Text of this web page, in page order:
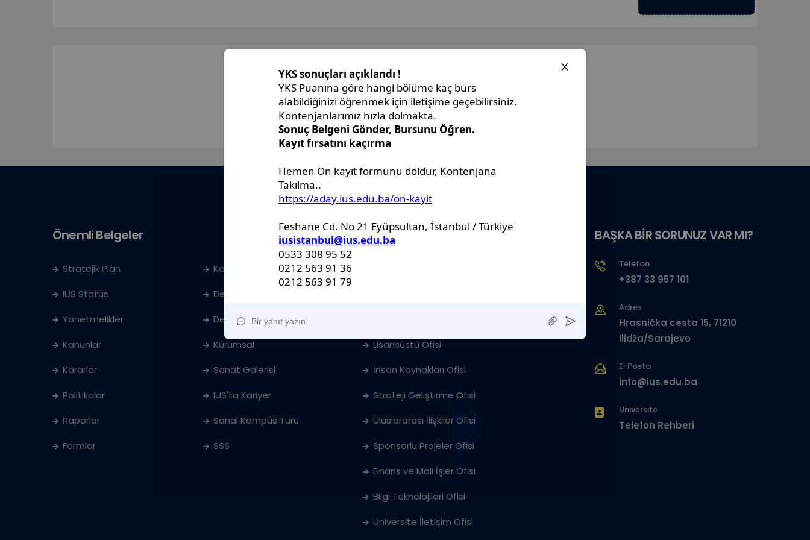
Önemli Belgeler
Stratejik Plan
IUS Statüs
Yönetmelikler
Kanunlar
Kararlar
Politikalar
Raporlar
Formlar
Kayıt Kabul
Denklik
Ders Katalogları
Kurumsal
Sanat Galerisi
IUS'ta Kariyer
Sanal Kampüs Turu
SSS
İdari Birimler
Lisansüstü Ofisi
İnsan Kaynakları Ofisi
Strateji Geliştirme Ofisi
Uluslararası İlişkiler Ofisi
Sponsorlu Projeler Ofisi
Finans ve Mali İşler Ofisi
Bilgi Teknolojileri Ofisi
Üniversite İletişim Ofisi
BAŞKA BİR SORUNUZ VAR MI?
Telefon
+387 33 957 101
Adres
Hrasnička cesta 15, 71210
Ilidža/Sarajevo
E-Posta
info@ius.edu.ba
Üniversite
Telefon Rehberi